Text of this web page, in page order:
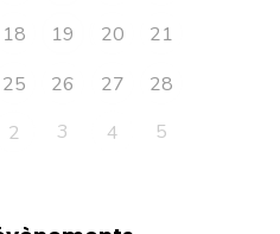
18 19 20
21
25 26 27
28
2 3 4 5